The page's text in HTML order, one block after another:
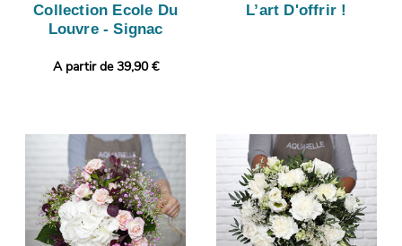
Collection Ecole Du
Louvre - Signac
A partir de 39,90 €
L’art D'offrir !